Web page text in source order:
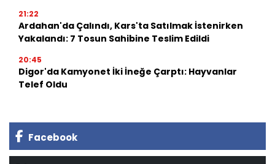
21:22
Ardahan'da Çalındı, Kars'ta Satılmak İstenirken
Yakalandı: 7 Tosun Sahibine Teslim Edildi
20:45
Digor'da Kamyonet İki İneğe Çarptı: Hayvanlar
Telef Oldu
Facebook